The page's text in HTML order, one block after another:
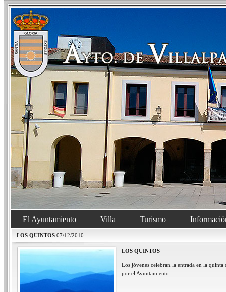
El Ayuntamiento Villa Turismo
LOS QUINTOS 07/12/2010
LOS QUINTOS
Los jóvenes celebran la entrada en la
por el Ayuntamiento.